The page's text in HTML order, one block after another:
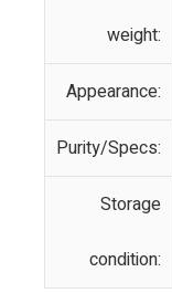
weight:
Appearance:
Purity/Specs:
Storage
condition: